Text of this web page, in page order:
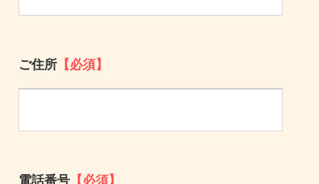
ご住所 【必須】
電話番号 【必須】